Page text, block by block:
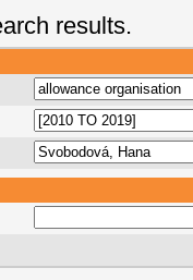
results.